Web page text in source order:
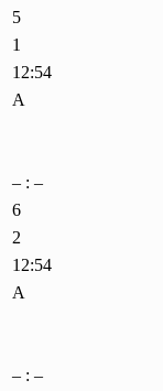
5
1
12:54
A
– : –
6
2
12:54
A
– : –